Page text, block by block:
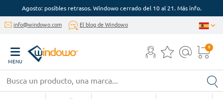
Agosto: posibles retrasos. Windowo cerrado del 10 al 21. Más info.
info@windowo.com El blog de Windowo
MENU
0